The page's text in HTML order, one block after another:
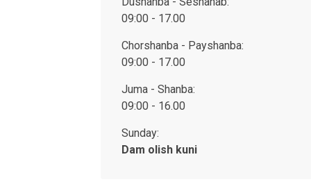
09:00 - 17.00
Chorshanba - Payshanba:
09:00 - 17.00
Juma - Shanba:
09:00 - 16.00
Sunday:
Dam olish kuni